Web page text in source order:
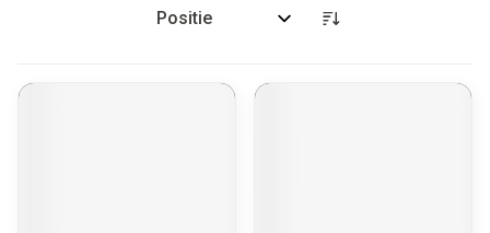
Sorteer op: